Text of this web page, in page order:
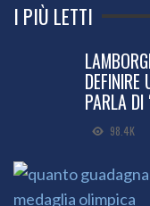
I PIÙ LETTI
PARLA DI
98.4K